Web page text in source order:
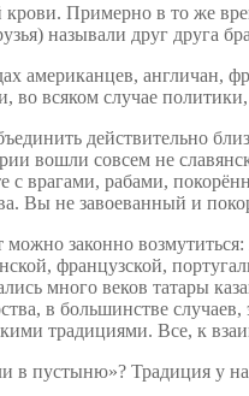
крови. Примерно в то же
называли друг друга
американцев,
во всяком случае
действительно
вошли совсем не
врагами, рабами,
Вы не завоеванный и
законно
французской,
много веков татары
в большинстве
традициями. Все, к
в пустыню»? Традиция у